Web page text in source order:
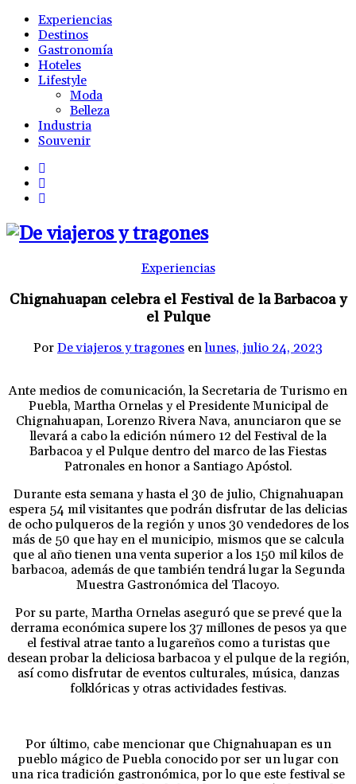
Experiencias
Destinos
Gastronomía
Hoteles
Lifestyle
Moda
Belleza
Industria
Souvenir
Experiencias
Chignahuapan celebra el Festival de la Barbacoa y
el Pulque
Por De viajeros y tragones enlunes, julio 24, 2023
Ante medios de comunicación, la Secretaria de Turismo en
Puebla, Martha Ornelas y el Presidente Municipal de
Chignahuapan, Lorenzo Rivera Nava, anunciaron que se
llevará a cabo la edición número 12 del Festival de la
Barbacoa y el Pulque dentro del marco de las Fiestas
Patronales en honor a Santiago Apóstol.
Durante esta semana y hasta el 30 de julio, Chignahuapan
espera 54 mil visitantes que podrán disfrutar de las delicias
de ocho pulqueros de la región y unos 30 vendedores de los
más de 50 que hay en el municipio, mismos que se calcula
que al año tienen una venta superior a los 150 mil kilos de
barbacoa, además de que también tendrá lugar la Segunda
Muestra Gastronómica del Tlacoyo.
Por su parte, Martha Ornelas aseguró que se prevé que la
derrama económica supere los 37 millones de pesos ya que
el festival atrae tanto a lugareños como a turistas que
desean probar la deliciosa barbacoa y el pulque de la región,
así como disfrutar de eventos culturales, música, danzas
folklóricas y otras actividades festivas.
Por último, cabe mencionar que Chignahuapan es un
pueblo mágico de Puebla conocido por ser un lugar con
una rica tradición gastronómica, por lo que este festival se